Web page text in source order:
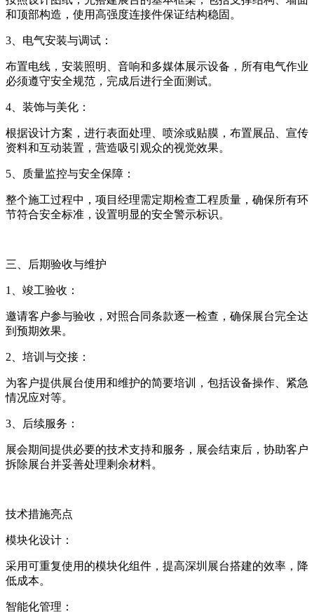
和顶部构造，使用高强度连接件保证结构稳固。
3、 电气安装与调试：
布置电线，安装照明、音响和多媒体展示设备，所有电气作业
必须遵守安全规范，完成后进行全面测试。
4、装饰与美化：
根据设计方案，进行表面处理、喷涂或贴膜，布置展品、宣传
资料和互动装置，营造吸引观众的视觉效果。
5、质量监控与安全保障：
整个施工过程中，项目经理需定期检查工程质量，确保所有环
节符合安全标准，设置明显的安全警示标识。
三、后期验收与维护
1、竣工验收：
邀请客户参与验收，对照合同条款逐一检查，确保展台完全达
到预期效果。
2、培训与交接：
为客户提供展台使用和维护的简要培训，包括设备操作、紧急
情况应对等。
3、后续服务：
展会期间提供必要的技术支持和服务，展会结束后，协助客户
拆除展台并妥善处理剩余材料。
技术措施亮点
模块化设计：
采用可重复使用的模块化组件，提高深圳展台搭建的效率，降
低成本。
智能化管理：